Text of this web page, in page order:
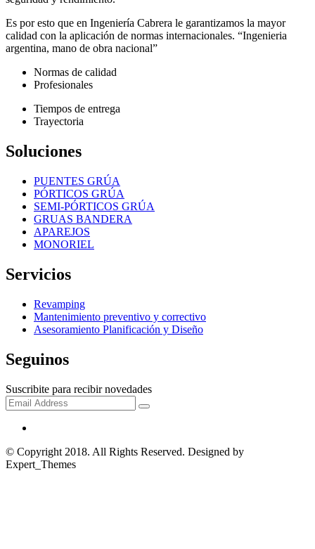
Es por esto que en Ingeniería Cabrera le garantizamos la mayor
calidad con la aplicación de normas internacionales. “Ingenieria
argentina, mano de obra nacional”
Normas de calidad
Profesionales
Tiempos de entrega
Trayectoria
Soluciones
PUENTES GRÚA
PÓRTICOS GRÚA
SEMI-PÓRTICOS GRÚA
GRUAS BANDERA
APAREJOS
MONORIEL
Servicios
Revamping
Mantenimiento preventivo y correctivo
Asesoramiento Planificación y Diseño
Seguinos
Suscribite para recibir novedades
© Copyright 2018. All Rights Reserved. Designed by
Expert_Themes